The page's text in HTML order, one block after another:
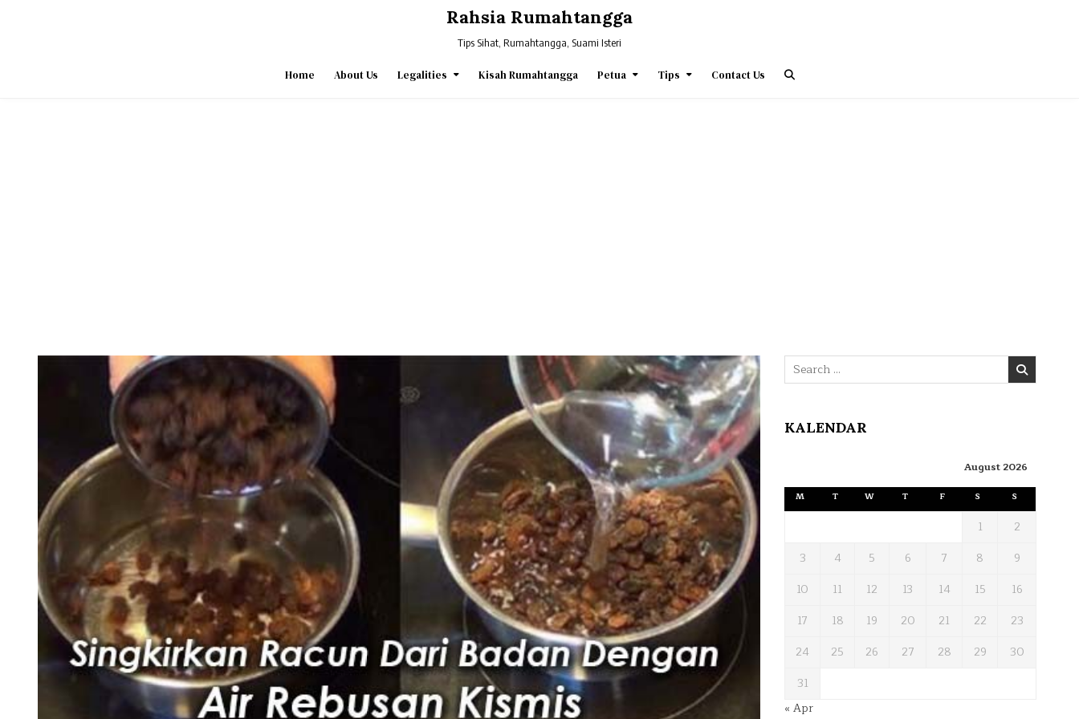
Rahsia Rumahtangga
Tips Sihat, Rumahtangga, Suami Isteri
Home About Us Legalities Kisah Rumahtangga Petua Tips Contact Us
Search
for:
KALENDAR
August 2026
M T W T F S S
1
2
3
4 5 6 7 8
9
10
11 12 13 14 15
16
17
18 19 20 21 22
23
24
25 26 27 28 29
30
31
« Apr